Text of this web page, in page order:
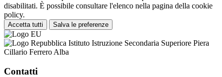
disabilitati. È possibile consultare l'elenco nella pagina della cookie
policy.
Accetta tutti Salva le preferenze
Istituto Istruzione Secondaria Superiore Piera
Cillario Ferrero Alba
Contatti